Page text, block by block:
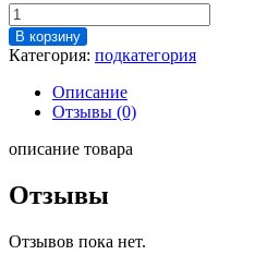
Количество
товара
Манжета
тормоза
оболочки
мм
В корзину
Категория: подкатегория
Описание
Отзывы (0)
описание товара
Отзывы
Отзывов пока нет.